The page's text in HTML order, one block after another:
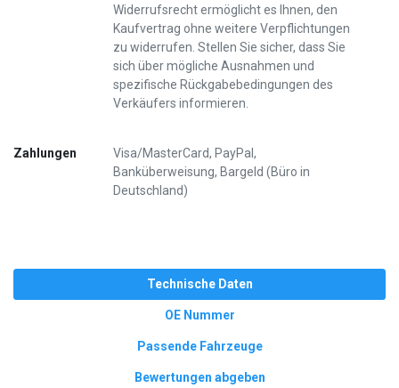
Widerrufsrecht ermöglicht es Ihnen, den
Kaufvertrag ohne weitere Verpflichtungen
zu widerrufen. Stellen Sie sicher, dass Sie
sich über mögliche Ausnahmen und
spezifische Rückgabebedingungen des
Verkäufers informieren.
Zahlungen
Visa/MasterCard, PayPal,
Banküberweisung, Bargeld (Büro in
Deutschland)
Technische Daten
OE Nummer
Passende Fahrzeuge
Bewertungen abgeben